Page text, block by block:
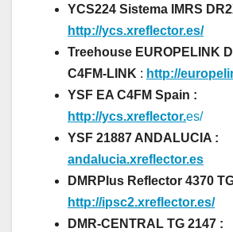
YCS224 Sistema IMRS
http://ycs.xreflector.es/
Treehouse EUROPELINK
C4FM-LINK : http://
YSF EA C4FM Spain :
http://ycs.xreflector.es/
YSF 21887 ANDALUCIA :
andalucia.xreflector.es
DMRPlus Reflector 4370
http://ipsc2.xreflector.es/
DMR-CENTRAL TG 2147 :